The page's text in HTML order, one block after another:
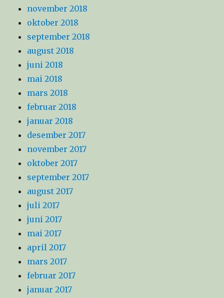
november 2018
oktober 2018
september 2018
august 2018
juni 2018
mai 2018
mars 2018
februar 2018
januar 2018
desember 2017
november 2017
oktober 2017
september 2017
august 2017
juli 2017
juni 2017
mai 2017
april 2017
mars 2017
februar 2017
januar 2017